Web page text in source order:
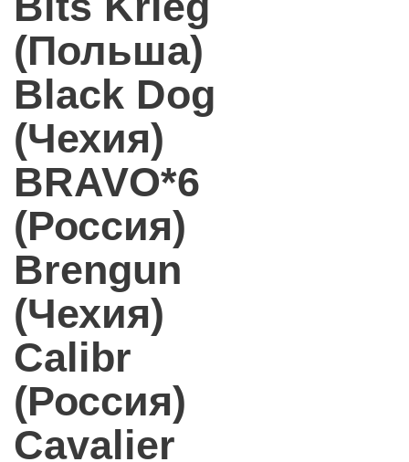
(Польша)
Black Dog
(Чехия)
BRAVO*6
(Россия)
Brengun
(Чехия)
Calibr
(Россия)
Cavalier